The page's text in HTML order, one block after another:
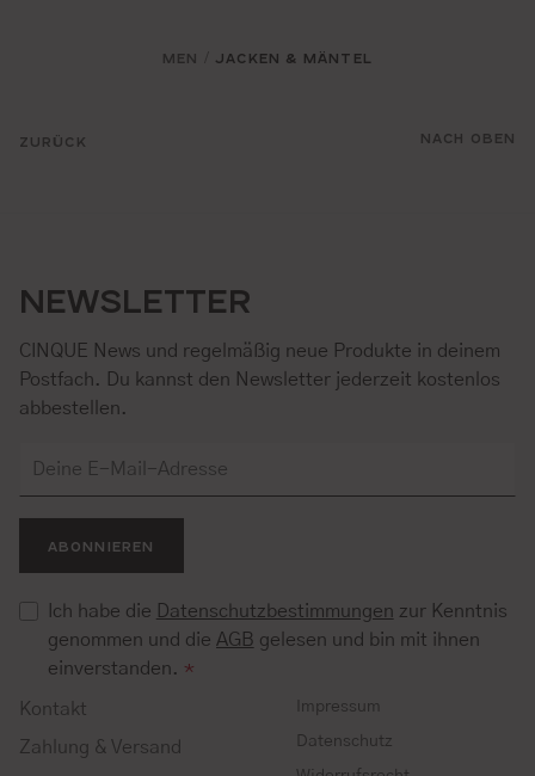
ZURÜCK
MEN JACKEN & MÄNTEL
NACH OBEN
NEWSLETTER
CINQUE News und regelmäßig neue Produkte in deinem
Postfach. Du kannst den Newsletter jederzeit kostenlos
abbestellen.
ABONNIEREN
Ich habe die Datenschutzbestimmungen zur Kenntnis
genommen und die AGB gelesen und bin mit ihnen
einverstanden. *
Kontakt
Zahlung & Versand
Impressum
Datenschutz